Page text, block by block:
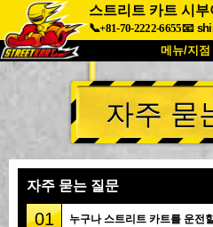
스트리트 카트 시부
📞+81-70-2222-6655📧
메뉴/지점
최상
소개 사양
회사 정보
자주 묻
자주 묻는 질문
01 누구나 스트리트 카트를 운전